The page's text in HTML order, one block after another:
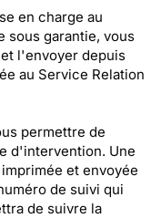
en charge au
sous garantie, vous
l'envoyer depuis
au Service Relation
permettre de
d'intervention. Une
et envoyée
de suivi qui
de suivre la